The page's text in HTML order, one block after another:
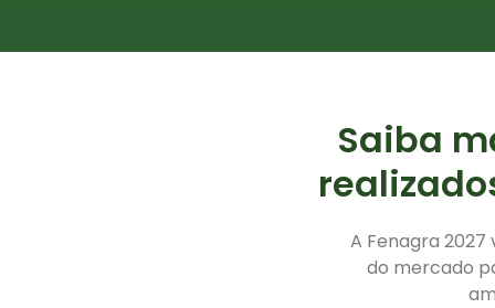
Saiba
A Fenagra
do mercado